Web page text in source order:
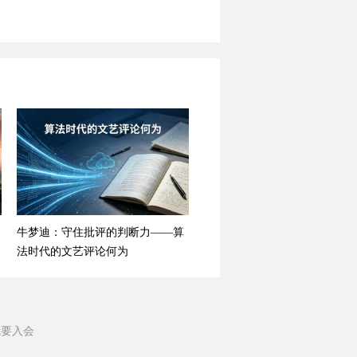
牛梦迪：守住批评的判断力——算
法时代的文艺评论何为
入会